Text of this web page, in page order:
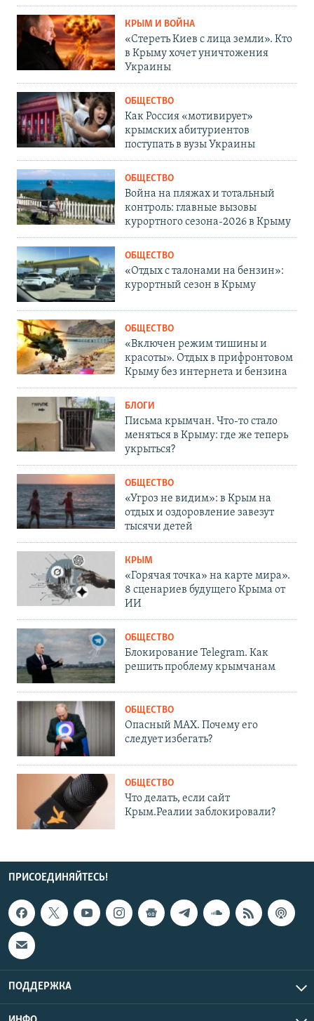
КРЫМ И ВОЙНА
«Стереть Киев с лица земли». Кто
в Крыму хочет уничтожения
Украины
ОБЩЕСТВО
Как Россия «мотивирует»
крымских абитуриентов
поступать в вузы Украины
ОБЩЕСТВО
Война на пляжах и тотальный
контроль: главные вызовы
курортного сезона-2026 в Крыму
ОБЩЕСТВО
«Отдых с талонами на бензин»:
курортный сезон в Крыму
ОБЩЕСТВО
«Включен режим тишины и
красоты». Отдых в прифронтовом
Крыму без интернета и бензина
БЛОГИ
Письма крымчан. Что-то стало
меняться в Крыму: где же теперь
укрыться?
ОБЩЕСТВО
«Угроз не видим»: в Крым на
отдых и оздоровление завезут
тысячи детей
КРЫМ
«Горячая точка» на карте мира».
8 сценариев будущего Крыма от
ИИ
ОБЩЕСТВО
Блокирование Telegram. Как
решить проблему крымчанам
ОБЩЕСТВО
Опасный MAX. Почему его
следует избегать?
ОБЩЕСТВО
Что делать, если сайт
Крым.Реалии заблокировали?
ПРИСОЕДИНЯЙТЕСЬ!
ПОДДЕРЖКА